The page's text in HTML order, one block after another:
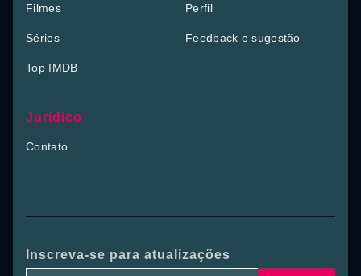
Filmes
Séries
Top IMDB
Perfil
Feedback e sugestão
Jurídico
Contato
Inscreva-se para atualizações